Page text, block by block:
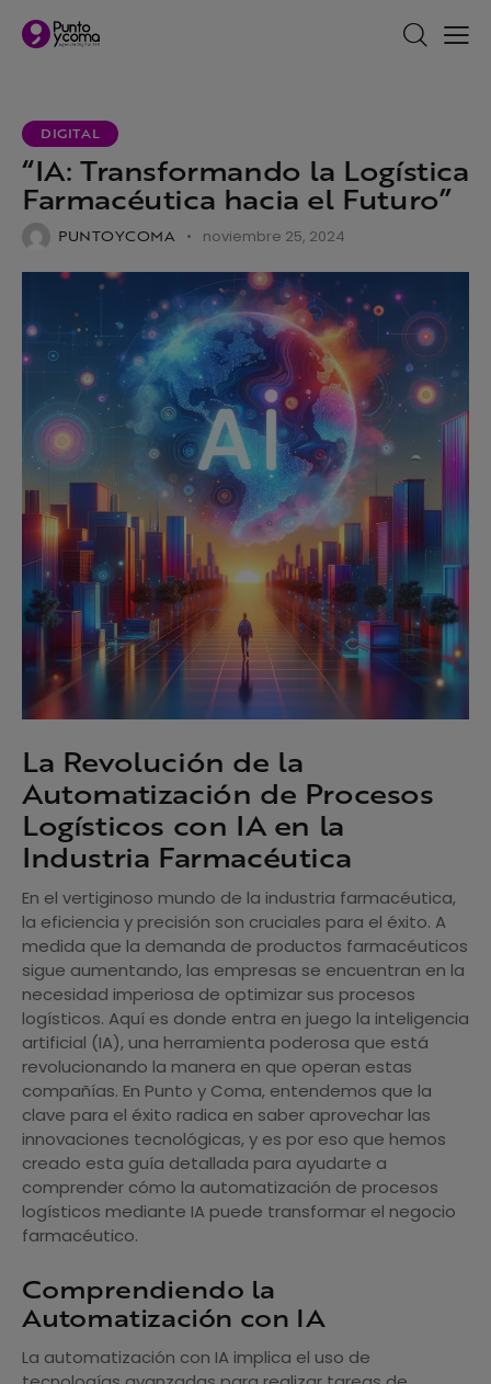
DIGITAL
“IA: Transformando la Logística
Farmacéutica hacia el Futuro”
PUNTOYCOMA noviembre 25, 2024
La Revolución de la
Automatización de Procesos
Logísticos con IA en la
Industria Farmacéutica
En el vertiginoso mundo de la industria farmacéutica,
la eficiencia y precisión son cruciales para el éxito. A
medida que la demanda de productos farmacéuticos
sigue aumentando, las empresas se encuentran en la
necesidad imperiosa de optimizar sus procesos
logísticos. Aquí es donde entra en juego la inteligencia
artificial (IA), una herramienta poderosa que está
revolucionando la manera en que operan estas
compañías. En Punto y Coma, entendemos que la
clave para el éxito radica en saber aprovechar las
innovaciones tecnológicas, y es por eso que hemos
creado esta guía detallada para ayudarte a
comprender cómo la automatización de procesos
logísticos mediante IA puede transformar el negocio
farmacéutico.
Comprendiendo la
Automatización con IA
La automatización con IA implica el uso de